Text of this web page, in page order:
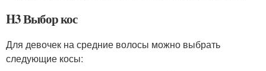
H3 Выбор кос
Для девочек на средние волосы можно выбрать
следующие косы: